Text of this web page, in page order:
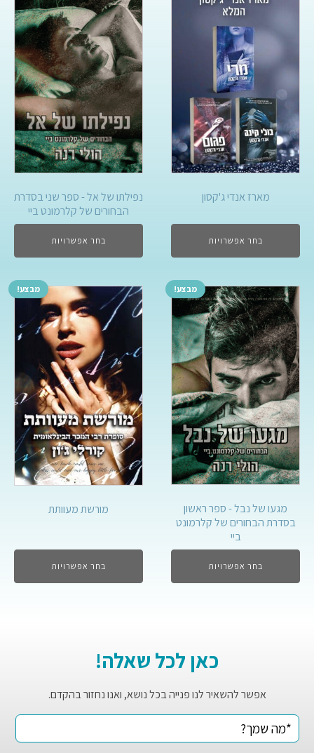
מארז אנדי ג'קסון
בחר אפשרויות
נפילתו של אל - ספר שני בסדרת
הבחורים של קלרמונט ביי
בחר אפשרויות
מבצע!
מגעו של נבל - ספר ראשון
בסדרת הבחורים של קלרמונט
ביי
בחר אפשרויות
מבצע!
מורשת מעוותת
בחר אפשרויות
כאן לכל שאלה!
אפשר להשאיר לנו פנייה בכל נושא, ואנו נחזור בהקדם.